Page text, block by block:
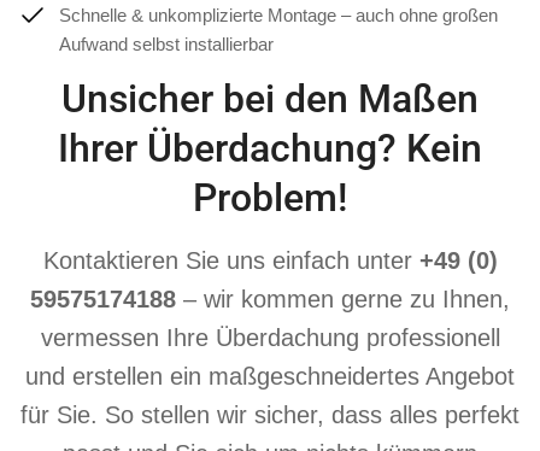
Schnelle & unkomplizierte Montage – auch ohne großen
Aufwand selbst installierbar
Unsicher bei den Maßen
Ihrer Überdachung? Kein
Problem!
Kontaktieren Sie uns einfach unter +49 (0)
59575174188 – wir kommen gerne zu Ihnen,
vermessen Ihre Überdachung professionell
und erstellen ein maßgeschneidertes Angebot
für Sie. So stellen wir sicher, dass alles perfekt